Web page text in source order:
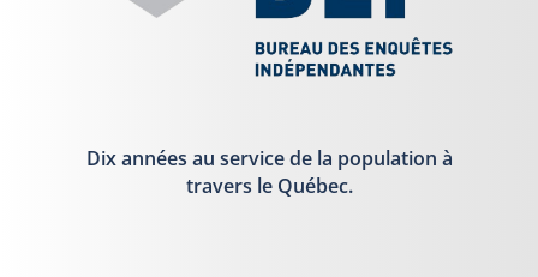
Dix années au service de la population à
travers le Québec.